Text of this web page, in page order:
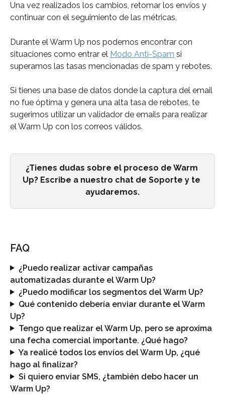
Una vez realizados los cambios, retomar los envíos y
continuar con el seguimiento de las métricas.
Durante el Warm Up nos podemos encontrar con
situaciones como entrar el Modo Anti-Spam si
superamos las tasas mencionadas de spam y rebotes.
Si tienes una base de datos donde la captura del email
no fue óptima y genera una alta tasa de rebotes, te
sugerimos utilizar un validador de emails para realizar
el Warm Up con los correos válidos.
¿Tienes dudas sobre el proceso de Warm
Up? Escribe a nuestro chat de Soporte y te
ayudaremos.
FAQ
¿Puedo realizar activar campañas
automatizadas durante el Warm Up?
¿Puedo modificar los segmentos del Warm Up?
Qué contenido debería enviar durante el Warm
Up?
Tengo que realizar el Warm Up, pero se aproxima
una fecha comercial importante. ¿Qué hago?
Ya realicé todos los envíos del Warm Up, ¿qué
hago al finalizar?
Si quiero enviar SMS, ¿también debo hacer un
Warm Up?